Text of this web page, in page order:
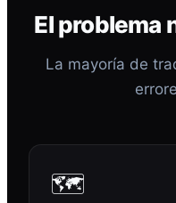
El problema
La mayoría de
🗺️